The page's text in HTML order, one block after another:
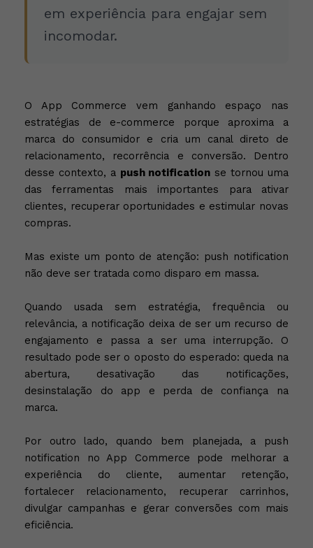
em experiência para engajar sem
incomodar.
O App Commerce vem ganhando espaço nas
estratégias de e-commerce porque aproxima a
marca do consumidor e cria um canal direto de
relacionamento, recorrência e conversão. Dentro
desse contexto, a push notification se tornou uma
das ferramentas mais importantes para ativar
clientes, recuperar oportunidades e estimular novas
compras.
Mas existe um ponto de atenção: push notification
não deve ser tratada como disparo em massa.
Quando usada sem estratégia, frequência ou
relevância, a notificação deixa de ser um recurso de
engajamento e passa a ser uma interrupção. O
resultado pode ser o oposto do esperado: queda na
abertura, desativação das notificações,
desinstalação do app e perda de confiança na
marca.
Por outro lado, quando bem planejada, a push
notification no App Commerce pode melhorar a
experiência do cliente, aumentar retenção,
fortalecer relacionamento, recuperar carrinhos,
divulgar campanhas e gerar conversões com mais
eficiência.